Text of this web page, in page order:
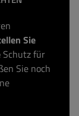
Sie
Schutz für
Sie noch